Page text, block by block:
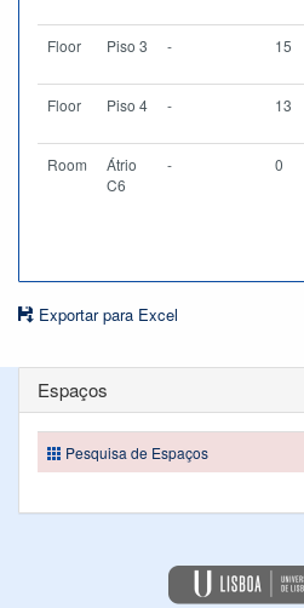
Floor Piso 3 - 15
Floor Piso 4 - 13
Room
Átrio
C6
- 0
Exportar para Excel
Espaços
Pesquisa de Espaços